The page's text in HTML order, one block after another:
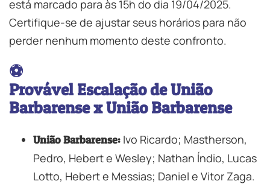
está marcado para às 15h do dia 19/04/2025.
Certifique-se de ajustar seus horários para não
perder nenhum momento deste confronto.
⚽
Provável Escalação de União
Barbarense x União Barbarense
União Barbarense: Ivo Ricardo; Mastherson,
Pedro, Hebert e Wesley; Nathan Índio, Lucas
Lotto, Hebert e Messias; Daniel e Vitor Zaga.